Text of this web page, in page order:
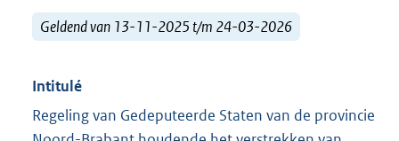
Geldend van 13-11-2025 t/m 24-03-2026
Intitulé
Regeling van Gedeputeerde Staten van de provincie